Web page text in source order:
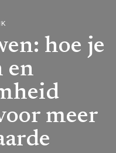
hoe je
en
meer